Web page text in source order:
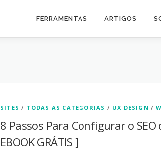
FERRAMENTAS ARTIGOS
SITES / TODAS AS CATEGORIAS / UX DESIGN /
8 Passos Para Configurar o SEO
EBOOK GRÁTIS ]